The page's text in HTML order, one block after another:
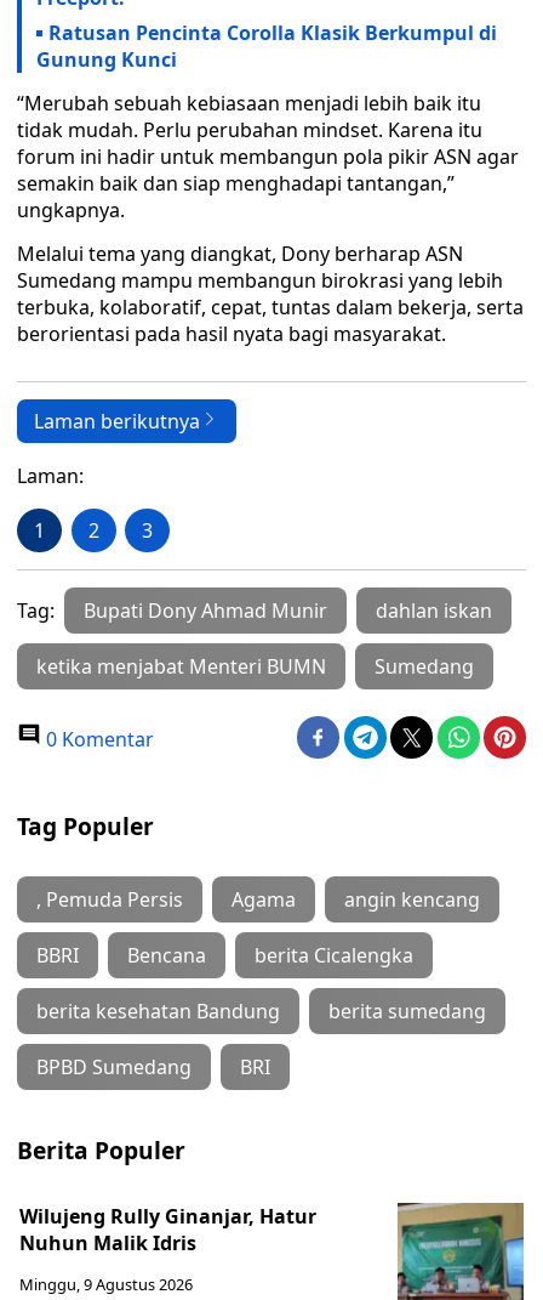
Ratusan Pencinta Corolla Klasik Berkumpul di
Gunung Kunci
“Merubah sebuah kebiasaan menjadi lebih baik itu
tidak mudah. Perlu perubahan mindset. Karena itu
forum ini hadir untuk membangun pola pikir ASN agar
semakin baik dan siap menghadapi tantangan,”
ungkapnya.
Melalui tema yang diangkat, Dony berharap ASN
Sumedang mampu membangun birokrasi yang lebih
terbuka, kolaboratif, cepat, tuntas dalam bekerja, serta
berorientasi pada hasil nyata bagi masyarakat.
Laman berikutnya
Laman:
1 2 3
Tag: Bupati Dony Ahmad Munir dahlan iskan
ketika menjabat Menteri BUMN Sumedang
0 Komentar
Tag Populer
, Pemuda Persis Agama angin kencang
BBRI Bencana berita Cicalengka
berita kesehatan Bandung berita sumedang
BPBD Sumedang BRI
Berita Populer
Wilujeng Rully Ginanjar, Hatur
Nuhun Malik Idris
Minggu, 9 Agustus 2026